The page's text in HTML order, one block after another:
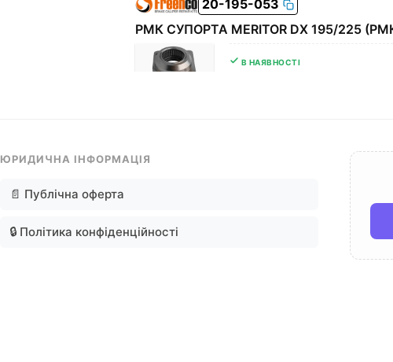
20-195-053
РМК СУПОРТА MERITOR DX 195/225
В НАЯВНОСТІ
ЮРИДИЧНА ІНФОРМАЦІЯ
📄 Публічна оферта
🔒 Політика конфіденційності